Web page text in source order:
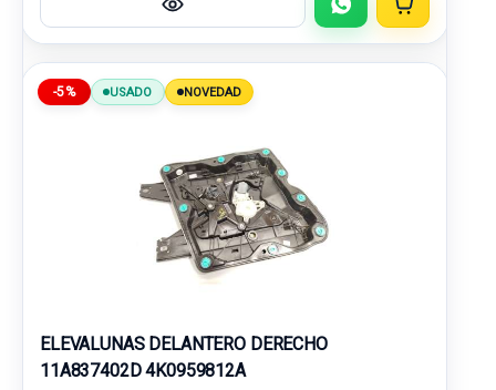
-5% USADO NOVEDAD
ELEVALUNAS DELANTERO DERECHO
11A837402D 4K0959812A